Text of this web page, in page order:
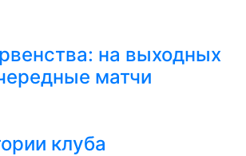
на выходных
матчи
клуба